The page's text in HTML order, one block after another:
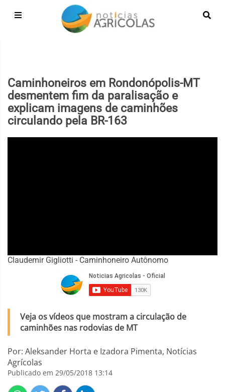
Caminhoneiros em Rondonópolis-MT
desmentem fim da paralisação e
explicam imagens de caminhões
circulando pela BR-163
Claudemir Gigliotti - Caminhoneiro Autônomo
Veja os vídeos que mostram a circulação de
caminhões nas rodovias de MT
Por: Aleksander Horta e Izadora Pimenta, Notícias
Agrícolas
Publicado em 29/05/2018 13:14